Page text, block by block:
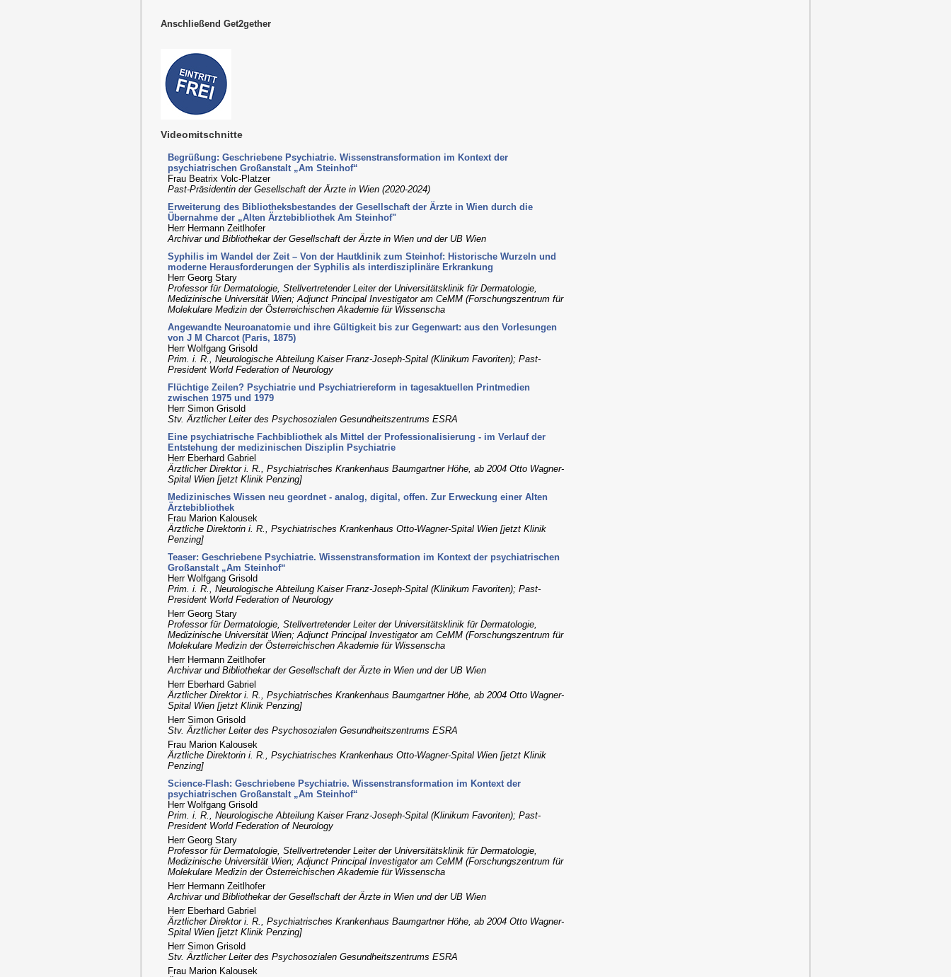
Anschließend Get2gether
Videomitschnitte
Begrüßung: Geschriebene Psychiatrie. Wissenstransformation im Kontext der
psychiatrischen Großanstalt „Am Steinhof“
Frau Beatrix Volc-Platzer
Past-Präsidentin der Gesellschaft der Ärzte in Wien (2020-2024)
Erweiterung des Bibliotheksbestandes der Gesellschaft der Ärzte in Wien durch die
Übernahme der „Alten Ärztebibliothek Am Steinhof"
Herr Hermann Zeitlhofer
Archivar und Bibliothekar der Gesellschaft der Ärzte in Wien und der UB Wien
Syphilis im Wandel der Zeit – Von der Hautklinik zum Steinhof: Historische Wurzeln und
moderne Herausforderungen der Syphilis als interdisziplinäre Erkrankung
Herr Georg Stary
Professor für Dermatologie, Stellvertretender Leiter der Universitätsklinik für Dermatologie,
Medizinische Universität Wien; Adjunct Principal Investigator am CeMM (Forschungszentrum für
Molekulare Medizin der Österreichischen Akademie für Wissenscha
Angewandte Neuroanatomie und ihre Gültigkeit bis zur Gegenwart: aus den Vorlesungen
von J M Charcot (Paris, 1875)
Herr Wolfgang Grisold
Prim. i. R., Neurologische Abteilung Kaiser Franz-Joseph-Spital (Klinikum Favoriten); Past-
President World Federation of Neurology
Flüchtige Zeilen? Psychiatrie und Psychiatriereform in tagesaktuellen Printmedien
zwischen 1975 und 1979
Herr Simon Grisold
Stv. Ärztlicher Leiter des Psychosozialen Gesundheitszentrums ESRA
Eine psychiatrische Fachbibliothek als Mittel der Professionalisierung - im Verlauf der
Entstehung der medizinischen Disziplin Psychiatrie
Herr Eberhard Gabriel
Ärztlicher Direktor i. R., Psychiatrisches Krankenhaus Baumgartner Höhe, ab 2004 Otto Wagner-
Spital Wien [jetzt Klinik Penzing]
Medizinisches Wissen neu geordnet - analog, digital, offen. Zur Erweckung einer Alten
Ärztebibliothek
Frau Marion Kalousek
Ärztliche Direktorin i. R., Psychiatrisches Krankenhaus Otto-Wagner-Spital Wien [jetzt Klinik
Penzing]
Teaser: Geschriebene Psychiatrie. Wissenstransformation im Kontext der psychiatrischen
Großanstalt „Am Steinhof“
Herr Wolfgang Grisold
Prim. i. R., Neurologische Abteilung Kaiser Franz-Joseph-Spital (Klinikum Favoriten); Past-
President World Federation of Neurology
Herr Georg Stary
Professor für Dermatologie, Stellvertretender Leiter der Universitätsklinik für Dermatologie,
Medizinische Universität Wien; Adjunct Principal Investigator am CeMM (Forschungszentrum für
Molekulare Medizin der Österreichischen Akademie für Wissenscha
Herr Hermann Zeitlhofer
Archivar und Bibliothekar der Gesellschaft der Ärzte in Wien und der UB Wien
Herr Eberhard Gabriel
Ärztlicher Direktor i. R., Psychiatrisches Krankenhaus Baumgartner Höhe, ab 2004 Otto Wagner-
Spital Wien [jetzt Klinik Penzing]
Herr Simon Grisold
Stv. Ärztlicher Leiter des Psychosozialen Gesundheitszentrums ESRA
Frau Marion Kalousek
Ärztliche Direktorin i. R., Psychiatrisches Krankenhaus Otto-Wagner-Spital Wien [jetzt Klinik
Penzing]
Science-Flash: Geschriebene Psychiatrie. Wissenstransformation im Kontext der
psychiatrischen Großanstalt „Am Steinhof“
Herr Wolfgang Grisold
Prim. i. R., Neurologische Abteilung Kaiser Franz-Joseph-Spital (Klinikum Favoriten); Past-
President World Federation of Neurology
Herr Georg Stary
Professor für Dermatologie, Stellvertretender Leiter der Universitätsklinik für Dermatologie,
Medizinische Universität Wien; Adjunct Principal Investigator am CeMM (Forschungszentrum für
Molekulare Medizin der Österreichischen Akademie für Wissenscha
Herr Hermann Zeitlhofer
Archivar und Bibliothekar der Gesellschaft der Ärzte in Wien und der UB Wien
Herr Eberhard Gabriel
Ärztlicher Direktor i. R., Psychiatrisches Krankenhaus Baumgartner Höhe, ab 2004 Otto Wagner-
Spital Wien [jetzt Klinik Penzing]
Herr Simon Grisold
Stv. Ärztlicher Leiter des Psychosozialen Gesundheitszentrums ESRA
Frau Marion Kalousek